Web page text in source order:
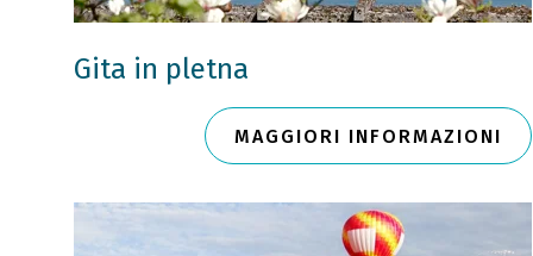
Gita in pletna
MAGGIORI INFORMAZIONI